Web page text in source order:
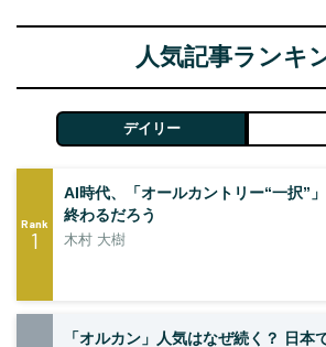
人気記事ランキ
デイリー
Rank
1
AI時代、「オールカントリー“一択”
終わるだろう
木村 大樹
「オルカン」人気はなぜ続く？ 日本